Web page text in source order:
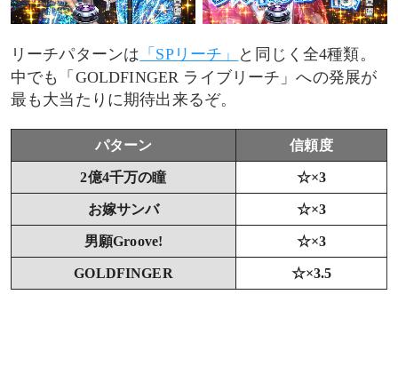
リーチパターンは 「SPリーチ」
と同じく全4種類。
中でも「GOLDFINGER ライブリーチ」への発展が
最も大当たりに期待出来るぞ。
パターン 信頼度
2億4千万の瞳 ☆×3
お嫁サンバ ☆×3
男願Groove! ☆×3
GOLDFINGER ☆×3.5